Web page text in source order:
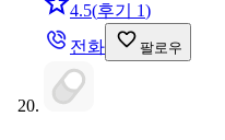
4.5(후기 1)
전화
팔로우